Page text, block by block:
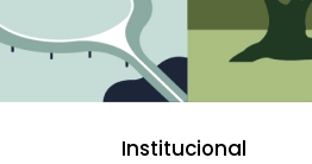
Institucional